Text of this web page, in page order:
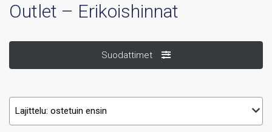
Outlet – Erikoishinnat
Suodattimet